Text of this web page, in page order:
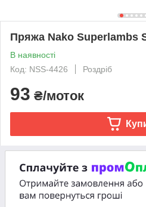
Пряжа Nako Superlambs
В наявності
Код: NSS-4426
Роздріб
93 ₴/моток